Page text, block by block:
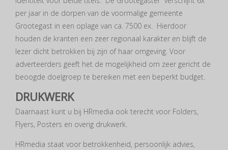
per jaar in de dorpen van de voormalige gemeente
Grootegast in een oplage van ca. 7500 ex. Hierdoor
houden de kranten een zeer regionaal karakter en blijft de
lezer dicht betrokken bij zijn of haar omgeving. Voor
adverteerders geeft het de mogelijkheid om zeer gericht de
beoogde doelgroep te bereiken met een beperkt budget.
DRUKWERK
Daarnaast kunt u bij HRmedia ook terecht voor Folders,
Flyers, Posters en overig drukwerk.
HRmedia staat voor betrokkenheid, persoonlijk advies,